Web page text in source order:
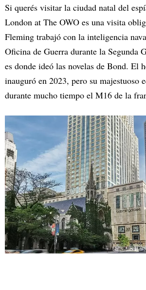
Si querés visitar la ciudad natal del
London at The OWO es una visita
Fleming trabajó con la inteligencia
Oficina de Guerra durante la Segunda
es donde ideó las novelas de Bond. El
inauguró en 2023, pero su majestuoso
durante mucho tiempo el M16 de la